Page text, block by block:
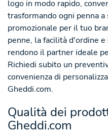
logo in modo rapido,
trasformando ogni penna
promozionale per il tuo
penne, la facilità d'ordine
rendono il partner ideale
Richiedi subito un
convenienza di
Gheddi.com.
Qualità dei
Gheddi.com